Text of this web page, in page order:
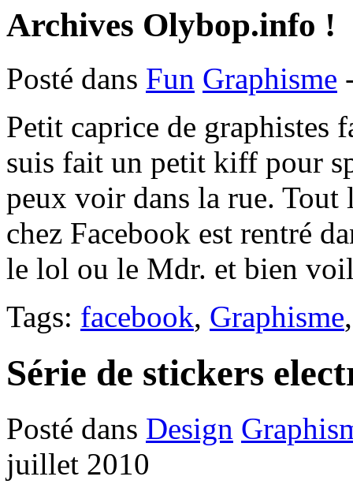
Archives Olybop.info !
Posté dans Fun Graphisme
Petit caprice de graphistes
suis fait un petit kiff pour
peux voir dans la rue. Tout
chez Facebook est rentré
le lol ou le Mdr. et bien
Tags: facebook, Graphisme
Série de stickers
Posté dans Design
juillet 2010